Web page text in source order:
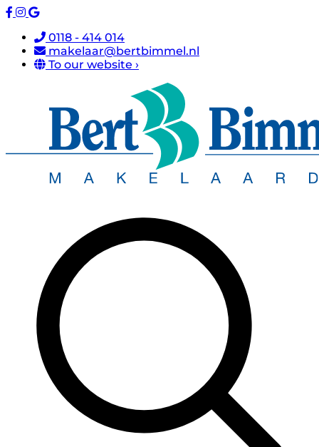
0118 - 414 014
makelaar@bertbimmel.nl
To our website ›